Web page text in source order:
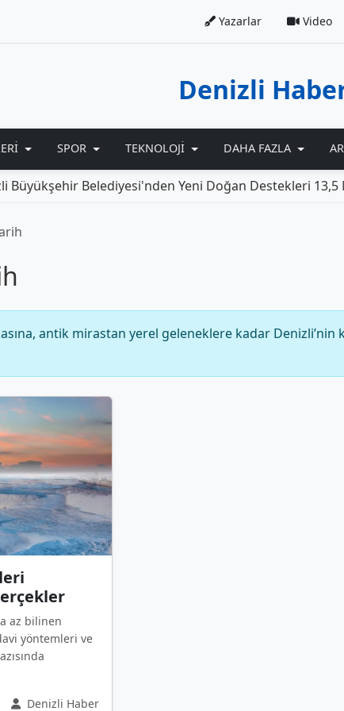
Yazarlar Video
Denizli
SPOR TEKNOLOJI DAHA FAZLA
Belediyesi'nden Yeni Doğan Destekleri 13,5
antik mirastan yerel geleneklere kadar Denizli’nin
az bilinen
yöntemleri ve
Denizli Haber